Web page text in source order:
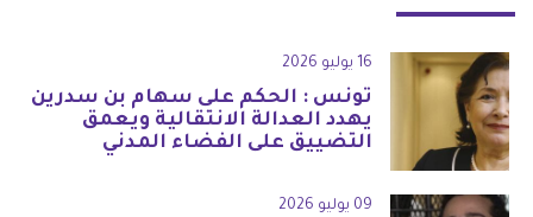
16 يوليو 2026
تونس : الحكم على سهام بن سدرين
يهدد العدالة الانتقالية ويعمق
التضييق على الفضاء المدني
09 يوليو 2026